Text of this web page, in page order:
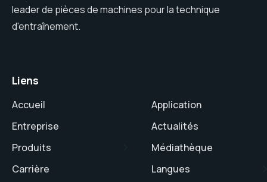
leader de pièces de machines pour la technique
d'entraînement.
Liens
Accueil
Entreprise
Produits
Carrière
Application
Actualités
Médiathèque
Langues